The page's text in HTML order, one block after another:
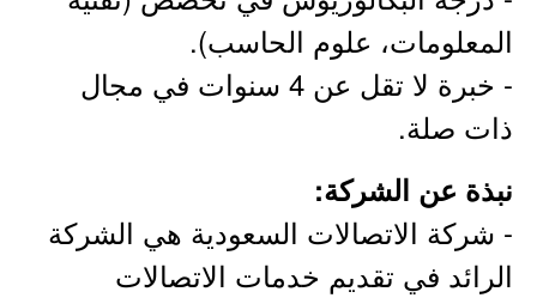
المعلومات، علوم الحاسب).
- خبرة لا تقل عن 4 سنوات في مجال
ذات صلة.
نبذة عن الشركة:
- شركة الاتصالات السعودية هي الشركة
الرائد ﻓﻲ تقديم خدمات الاتصالات